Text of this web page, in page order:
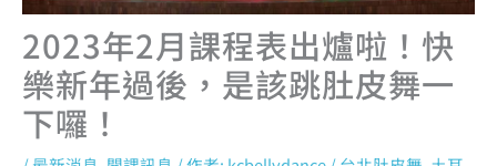
2023年2月課程表出爐啦！快
樂新年過後，是該跳肚皮舞一
下囉！